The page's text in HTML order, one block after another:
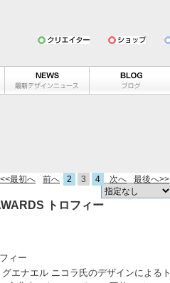
<<最初へ 前へ 2 3 4 次へ 最後へ>>
トロフィー
ィー
エナエル ニコラ氏のデザインによるト